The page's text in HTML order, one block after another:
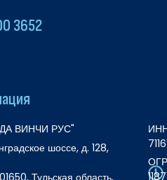
3652
ВИНЧИ РУС"
шоссе, д. 128,
Тульская область,